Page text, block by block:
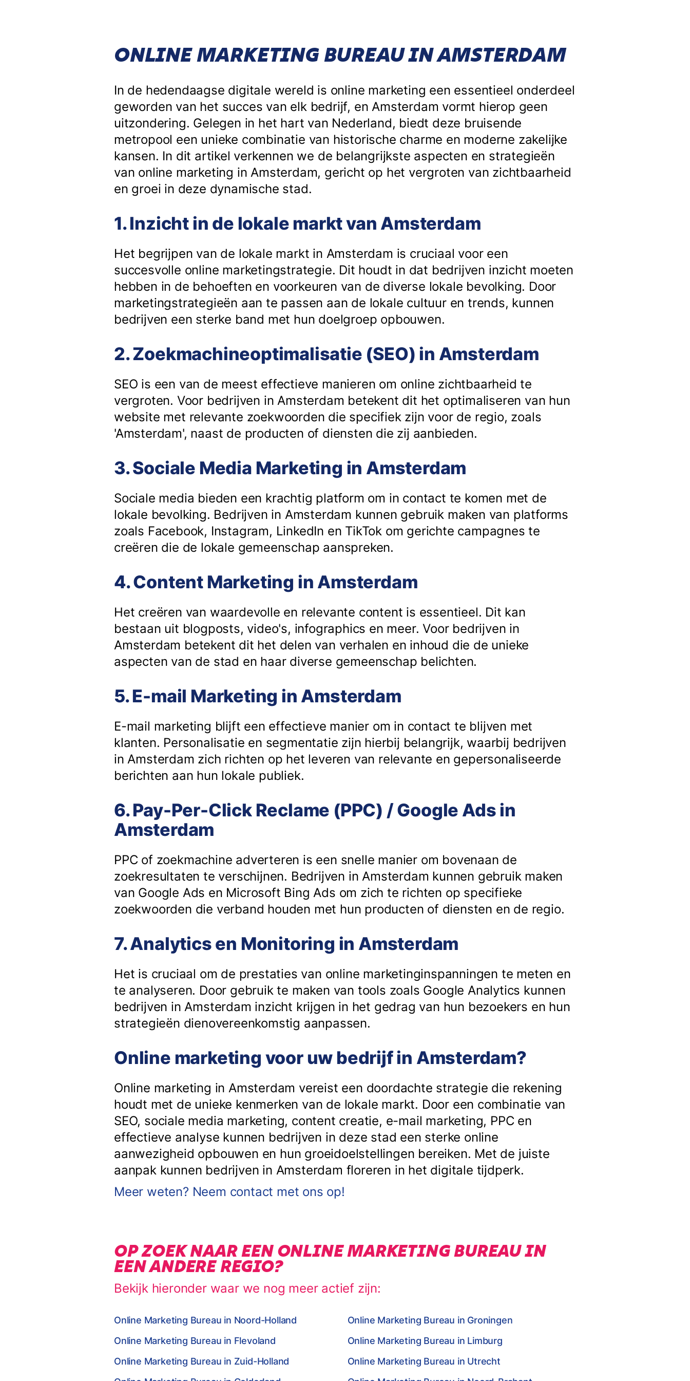
ONLINE MARKETING BUREAU IN AMSTERDAM
In de hedendaagse digitale wereld is online marketing een essentieel onderdeel
geworden van het succes van elk bedrijf, en Amsterdam vormt hierop geen
uitzondering. Gelegen in het hart van Nederland, biedt deze bruisende
metropool een unieke combinatie van historische charme en moderne zakelijke
kansen. In dit artikel verkennen we de belangrijkste aspecten en strategieën
van online marketing in Amsterdam, gericht op het vergroten van zichtbaarheid
en groei in deze dynamische stad.
1. Inzicht in de lokale markt van Amsterdam
Het begrijpen van de lokale markt in Amsterdam is cruciaal voor een
succesvolle online marketingstrategie. Dit houdt in dat bedrijven inzicht moeten
hebben in de behoeften en voorkeuren van de diverse lokale bevolking. Door
marketingstrategieën aan te passen aan de lokale cultuur en trends, kunnen
bedrijven een sterke band met hun doelgroep opbouwen.
2. Zoekmachineoptimalisatie (SEO) in Amsterdam
SEO is een van de meest effectieve manieren om online zichtbaarheid te
vergroten. Voor bedrijven in Amsterdam betekent dit het optimaliseren van hun
website met relevante zoekwoorden die specifiek zijn voor de regio, zoals
'Amsterdam', naast de producten of diensten die zij aanbieden.
3. Sociale Media Marketing in Amsterdam
Sociale media bieden een krachtig platform om in contact te komen met de
lokale bevolking. Bedrijven in Amsterdam kunnen gebruik maken van platforms
zoals Facebook, Instagram, LinkedIn en TikTok om gerichte campagnes te
creëren die de lokale gemeenschap aanspreken.
4. Content Marketing in Amsterdam
Het creëren van waardevolle en relevante content is essentieel. Dit kan
bestaan uit blogposts, video's, infographics en meer. Voor bedrijven in
Amsterdam betekent dit het delen van verhalen en inhoud die de unieke
aspecten van de stad en haar diverse gemeenschap belichten.
5. E-mail Marketing in Amsterdam
E-mail marketing blijft een effectieve manier om in contact te blijven met
klanten. Personalisatie en segmentatie zijn hierbij belangrijk, waarbij bedrijven
in Amsterdam zich richten op het leveren van relevante en gepersonaliseerde
berichten aan hun lokale publiek.
6. Pay-Per-Click Reclame (PPC) / Google Ads in
Amsterdam
PPC of zoekmachine adverteren is een snelle manier om bovenaan de
zoekresultaten te verschijnen. Bedrijven in Amsterdam kunnen gebruik maken
van Google Ads en Microsoft Bing Ads om zich te richten op specifieke
zoekwoorden die verband houden met hun producten of diensten en de regio.
7. Analytics en Monitoring in Amsterdam
Het is cruciaal om de prestaties van online marketinginspanningen te meten en
te analyseren. Door gebruik te maken van tools zoals Google Analytics kunnen
bedrijven in Amsterdam inzicht krijgen in het gedrag van hun bezoekers en hun
strategieën dienovereenkomstig aanpassen.
Online marketing voor uw bedrijf in Amsterdam?
Online marketing in Amsterdam vereist een doordachte strategie die rekening
houdt met de unieke kenmerken van de lokale markt. Door een combinatie van
SEO, sociale media marketing, content creatie, e-mail marketing, PPC en
effectieve analyse kunnen bedrijven in deze stad een sterke online
aanwezigheid opbouwen en hun groeidoelstellingen bereiken. Met de juiste
aanpak kunnen bedrijven in Amsterdam floreren in het digitale tijdperk.
Meer weten? Neem contact met ons op!
OP ZOEK NAAR EEN ONLINE MARKETING BUREAU IN
EEN ANDERE REGIO?
Bekijk hieronder waar we nog meer actief zijn:
Online Marketing Bureau in Noord-Holland
Online Marketing Bureau in Groningen
Online Marketing Bureau in Flevoland
Online Marketing Bureau in Limburg
Online Marketing Bureau in Zuid-Holland
Online Marketing Bureau in Utrecht